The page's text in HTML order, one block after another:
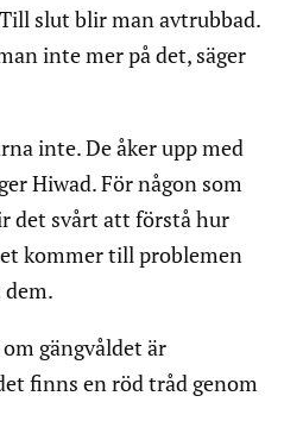
slut blir man avtrubbad.
inte mer på det, säger
inte. De åker upp med
Hiwad. För någon som
det svårt att förstå hur
kommer till problemen
dem.
gängvåldet är
finns en röd tråd genom